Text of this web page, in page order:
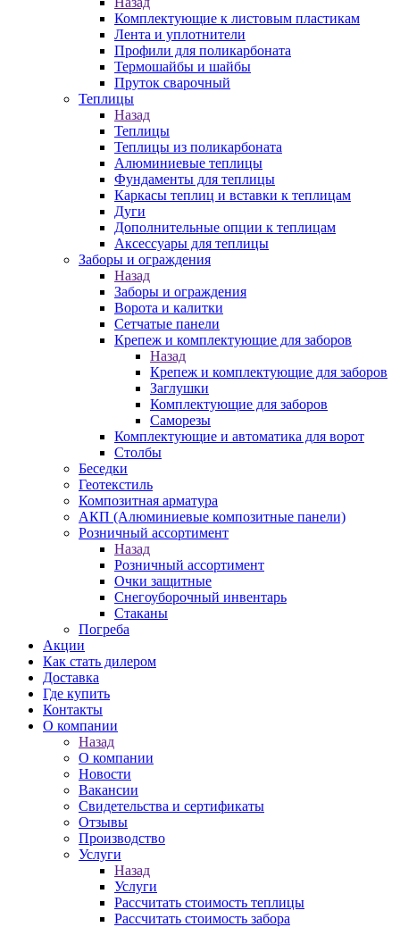
Комплектующие к листовым пластикам
Лента и уплотнители
Профили для поликарбоната
Термошайбы и шайбы
Пруток сварочный
Теплицы
Назад
Теплицы
Теплицы из поликарбоната
Алюминиевые теплицы
Фундаменты для теплицы
Каркасы теплиц и вставки к теплицам
Дуги
Дополнительные опции к теплицам
Аксессуары для теплицы
Заборы и ограждения
Назад
Заборы и ограждения
Ворота и калитки
Сетчатые панели
Крепеж и комплектующие для заборов
Назад
Крепеж и комплектующие для заборов
Заглушки
Комплектующие для заборов
Саморезы
Комплектующие и автоматика для ворот
Столбы
Беседки
Геотекстиль
Композитная арматура
АКП (Алюминиевые композитные панели)
Розничный ассортимент
Назад
Розничный ассортимент
Очки защитные
Снегоуборочный инвентарь
Стаканы
Погреба
Акции
Как стать дилером
Доставка
Где купить
Контакты
О компании
Назад
О компании
Новости
Вакансии
Свидетельства и сертификаты
Отзывы
Производство
Услуги
Назад
Услуги
Рассчитать стоимость теплицы
Рассчитать стоимость забора